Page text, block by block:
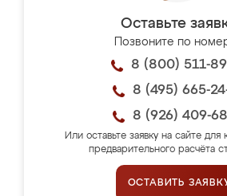
Оставьте
Позвоните по
8 (800) 511-
8 (495) 665-
8 (926) 409-
Или оставьте заявку на сайте для
предварительного расчёта
ОСТАВИТЬ